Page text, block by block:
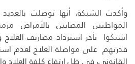
وأكدت الشبكة، أنها توصلت
المواطنين المصابين بالأمراض
اشتكوا تأخر استرداد مصاريف
قدرتهم على مواصلة العلاج لعدم